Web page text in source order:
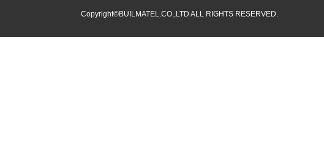
Copyright©BUILMATEL.CO.,LTD ALL RIGHTS RESERVED.